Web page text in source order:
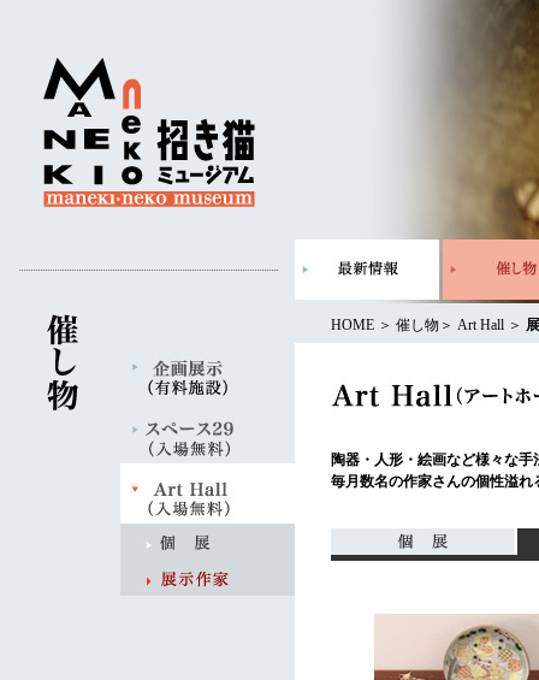
HOME ＞ 催し物 ＞ Art Hall ＞
陶器・人形・絵画など様々な
毎月数名の作家さんの個性溢